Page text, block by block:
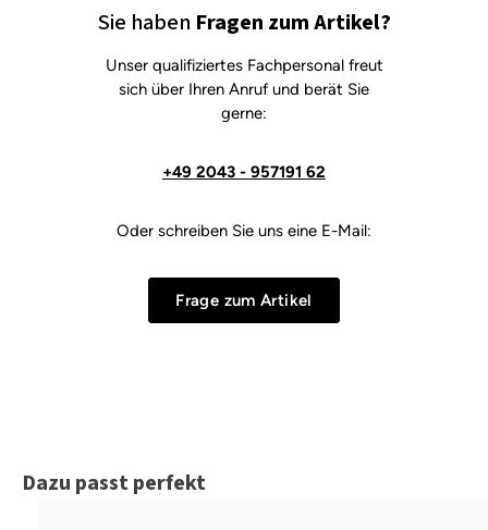
Sie haben Fragen zum Artikel?
Unser qualifiziertes Fachpersonal freut
sich über Ihren Anruf und berät Sie
gerne:
+49 2043 - 957191 62
Oder schreiben Sie uns eine E-Mail:
Frage zum Artikel
Produktgalerie überspringen
Dazu passt perfekt